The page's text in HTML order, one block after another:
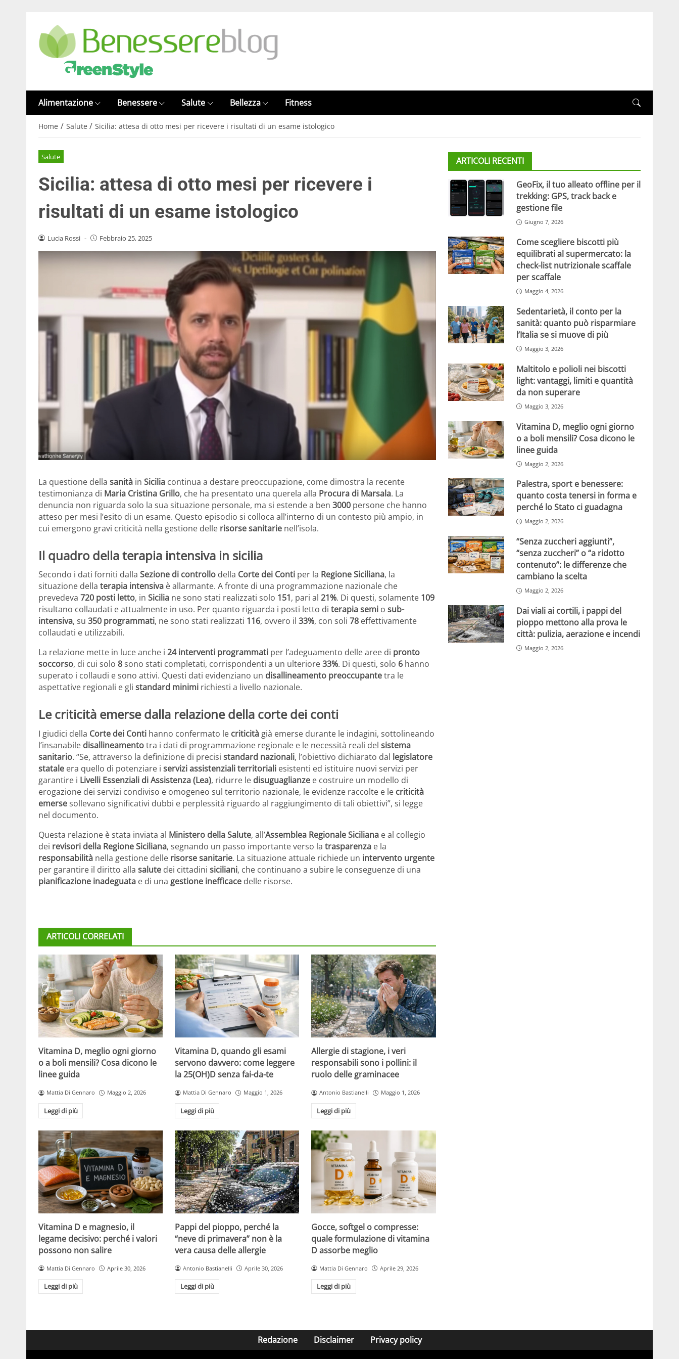
Alimentazione Benessere Salute Bellezza Fitness
Home / Salute / Sicilia: attesa di otto mesi per ricevere i risultati di un esame istologico
Salute
Sicilia: attesa di otto mesi per ricevere i
risultati di un esame istologico
Lucia Rossi - Febbraio 25, 2025
La questione della sanità in Sicilia continua a destare preoccupazione, come dimostra la recente
testimonianza di Maria Cristina Grillo, che ha presentato una querela alla Procura di Marsala. La
denuncia non riguarda solo la sua situazione personale, ma si estende a ben 3000 persone che hanno
atteso per mesi l’esito di un esame. Questo episodio si colloca all’interno di un contesto più ampio, in
cui emergono gravi criticità nella gestione delle risorse sanitarie nell’isola.
Il quadro della terapia intensiva in sicilia
Secondo i dati forniti dalla Sezione di controllo della Corte dei Conti per la Regione Siciliana, la
situazione della terapia intensiva è allarmante. A fronte di una programmazione nazionale che
prevedeva 720 posti letto, in Sicilia ne sono stati realizzati solo 151, pari al 21%. Di questi, solamente 109
risultano collaudati e attualmente in uso. Per quanto riguarda i posti letto di terapia semi o sub-
intensiva, su 350 programmati, ne sono stati realizzati 116, ovvero il 33%, con soli 78 effettivamente
collaudati e utilizzabili.
La relazione mette in luce anche i 24 interventi programmati per l’adeguamento delle aree di pronto
soccorso, di cui solo 8sono stati completati, corrispondenti a un ulteriore33%. Di questi, solo 6 hanno
superato i collaudi e sono attivi. Questi dati evidenziano un disallineamento preoccupantetra le
aspettative regionali e gli standard minimi richiesti a livello nazionale.
Le criticità emerse dalla relazione della corte dei conti
I giudici della Corte dei Conti hanno confermato le criticità già emerse durante le indagini, sottolineando
l’insanabile disallineamentotra i dati di programmazione regionale e le necessità reali del sistema
sanitario. “Se, attraverso la definizione di precisi standard nazionali, l’obiettivo dichiarato dal legislatore
statale era quello di potenziare i servizi assistenziali territoriali esistenti ed istituire nuovi servizi per
garantire i Livelli Essenziali di Assistenza (Lea), ridurre le disuguaglianze e costruire un modello di
erogazione dei servizi condiviso e omogeneo sul territorio nazionale, le evidenze raccolte e le criticità
emersesollevano significativi dubbi e perplessità riguardo al raggiungimento di tali obiettivi”, si legge
nel documento.
Questa relazione è stata inviata al Ministero della Salute, all’Assemblea Regionale Siciliana e al collegio
dei revisori della Regione Siciliana, segnando un passo importante verso la trasparenza e la
responsabilità nella gestione delle risorse sanitarie. La situazione attuale richiede un intervento urgente
per garantire il diritto alla salute dei cittadini siciliani, che continuano a subire le conseguenze di una
pianificazione inadeguata e di una gestione inefficace delle risorse.
ARTICOLI CORRELATI
Vitamina D, meglio ogni giorno
o a boli mensili? Cosa dicono le
linee guida
Mattia Di Gennaro Maggio 2, 2026
Leggi di più
Vitamina D, quando gli esami
servono davvero: come leggere
la 25(OH)D senza fai-da-te
Mattia Di Gennaro Maggio 1, 2026
Leggi di più
Allergie di stagione, i veri
responsabili sono i pollini: il
ruolo delle graminacee
Antonio Bastianelli Maggio 1, 2026
Leggi di più
Vitamina D e magnesio, il
legame decisivo: perché i valori
possono non salire
Mattia Di Gennaro Aprile 30, 2026
Leggi di più
Pappi del pioppo, perché la
“neve di primavera” non è la
vera causa delle allergie
Antonio Bastianelli Aprile 30, 2026
Leggi di più
Gocce, softgel o compresse:
quale formulazione di vitamina
D assorbe meglio
Mattia Di Gennaro Aprile 29, 2026
Leggi di più
ARTICOLI RECENTI
GeoFix, il tuo alleato offline per il
trekking: GPS, track back e
gestione file
Giugno 7, 2026
Come scegliere biscotti più
equilibrati al supermercato: la
check-list nutrizionale scaffale
per scaffale
Maggio 4, 2026
Sedentarietà, il conto per la
sanità: quanto può risparmiare
l’Italia se si muove di più
Maggio 3, 2026
Maltitolo e polioli nei biscotti
light: vantaggi, limiti e quantità
da non superare
Maggio 3, 2026
Vitamina D, meglio ogni giorno
o a boli mensili? Cosa dicono le
linee guida
Maggio 2, 2026
Palestra, sport e benessere:
quanto costa tenersi in forma e
perché lo Stato ci guadagna
Maggio 2, 2026
“Senza zuccheri aggiunti”,
“senza zuccheri” o “a ridotto
contenuto”: le differenze che
cambiano la scelta
Maggio 2, 2026
Dai viali ai cortili, i pappi del
pioppo mettono alla prova le
città: pulizia, aerazione e incendi
Maggio 2, 2026
Redazione Disclaimer Privacy policy